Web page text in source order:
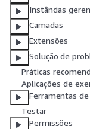
Instâncias
Camadas
Extensões
Solução de
Práticas
Aplicações de
Ferramentas
Testar
Permissões